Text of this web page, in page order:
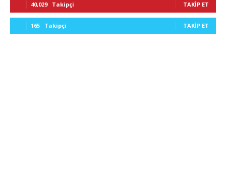
40,029 Takipçi TAKIP ET
165 Takipçi TAKIP ET